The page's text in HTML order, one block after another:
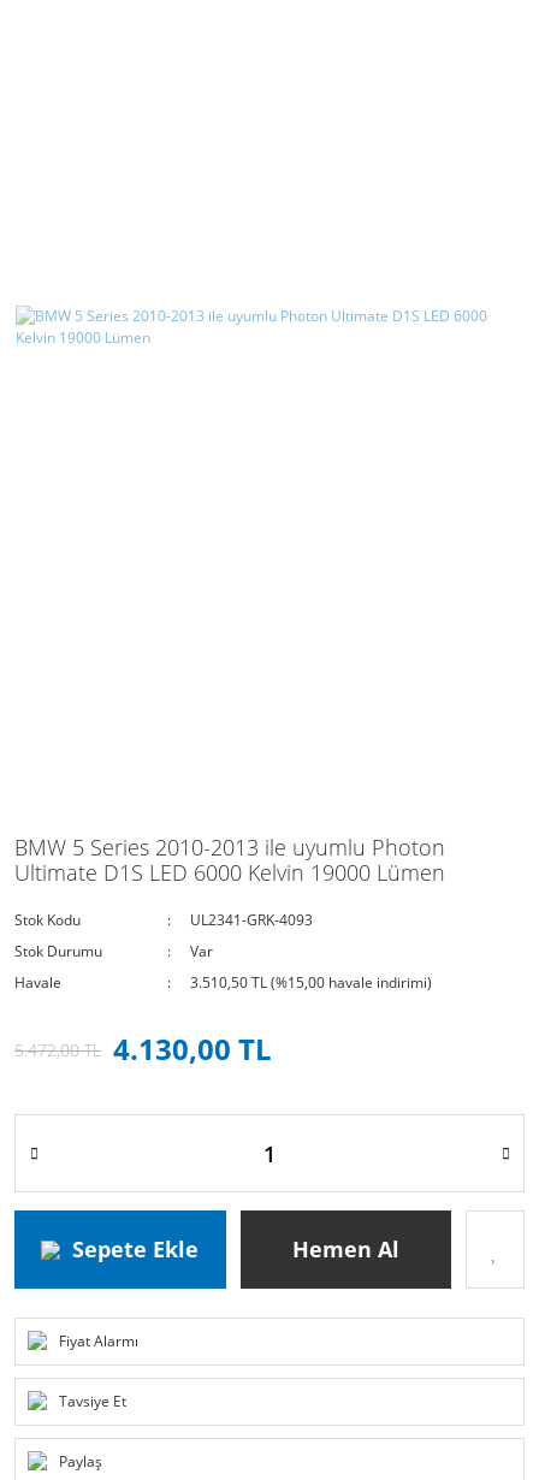
BMW 5 Series 2010-2013 ile uyumlu Photon
Ultimate D1S LED 6000 Kelvin 19000 Lümen
Stok Kodu
UL2341-GRK-4093
Stok Durumu
Var
Havale
3.510,50 TL (%15,00 havale indirimi)
5.472,00 TL 4.130,00 TL
Sepete Ekle Hemen Al
Fiyat Alarmı
Tavsiye Et
Paylaş